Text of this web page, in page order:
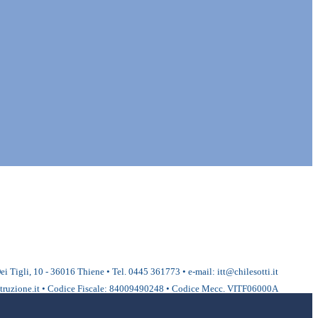
Tigli, 10 - 36016 Thiene • Tel. 0445 361773 • e-mail: itt@chilesotti.it
• Codice Fiscale: 84009490248 • Codice Mecc. VITF06000A